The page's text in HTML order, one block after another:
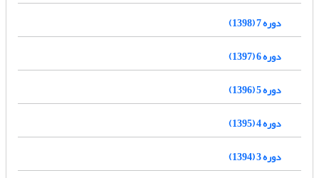
دوره 7 (1398)
دوره 6 (1397)
دوره 5 (1396)
دوره 4 (1395)
دوره 3 (1394)